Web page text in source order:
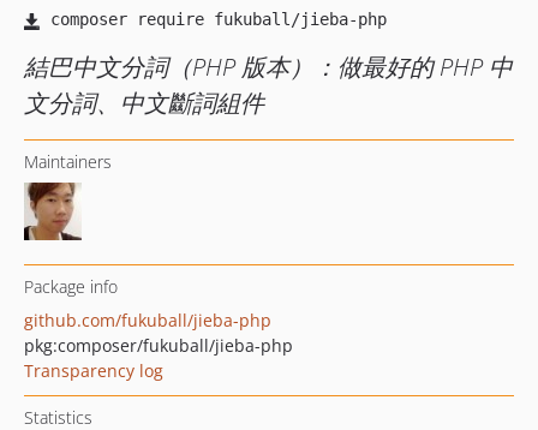
結巴中文分詞（PHP 版本）：做最好的 PHP 中
文分詞、中文斷詞組件
Maintainers
Package info
github.com/fukuball/jieba-php
pkg:composer/fukuball/jieba-php
Transparency log
Statistics